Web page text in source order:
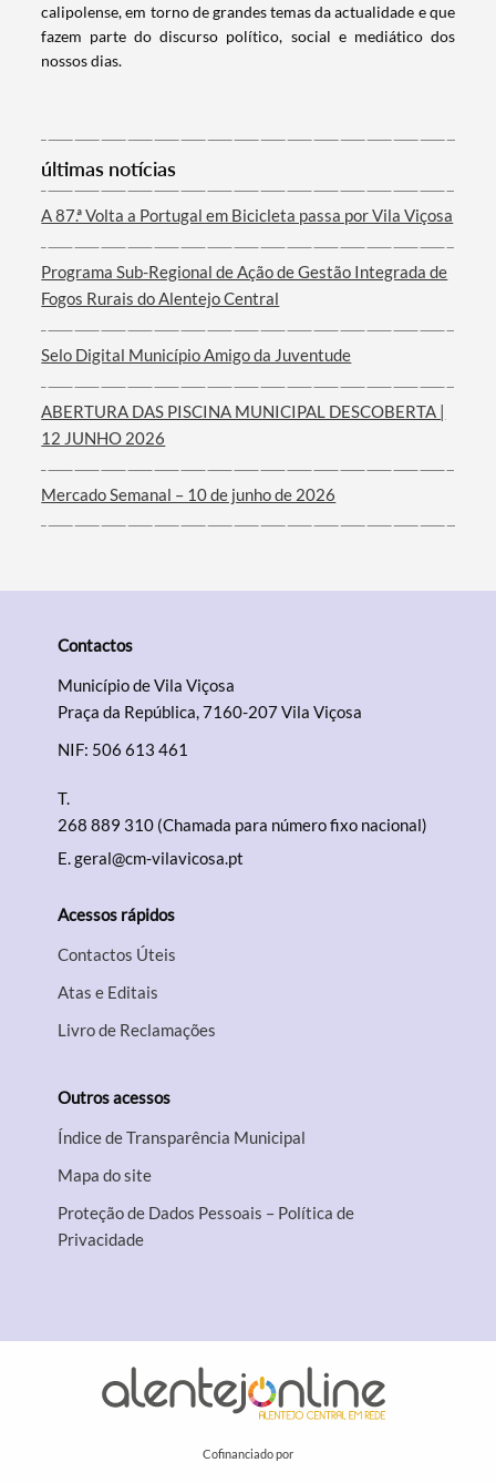
Categorias gerais
Filtros
calipolense, em torno de grandes temas da actualidade e que
fazem parte do discurso político, social e mediático dos
nossos dias.
últimas notícias
A 87.ª Volta a Portugal em Bicicleta passa por Vila Viçosa
Programa Sub-Regional de Ação de Gestão Integrada de
Fogos Rurais do Alentejo Central
Selo Digital Município Amigo da Juventude
ABERTURA DAS PISCINA MUNICIPAL DESCOBERTA |
12 JUNHO 2026
Mercado Semanal – 10 de junho de 2026
Contactos
Município de Vila Viçosa
Praça da República, 7160-207 Vila Viçosa
NIF: 506 613 461
T.
268 889 310 (Chamada para número fixo nacional)
E.geral@cm-vilavicosa.pt
Acessos rápidos
Contactos Úteis
Atas e Editais
Livro de Reclamações
Outros acessos
Índice de Transparência Municipal
Mapa do site
Proteção de Dados Pessoais – Política de
Privacidade
Cofinanciado por